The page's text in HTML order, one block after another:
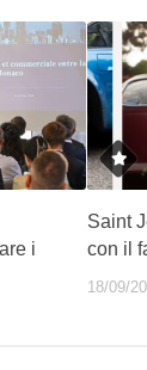
i
Saint
con il
18/09/